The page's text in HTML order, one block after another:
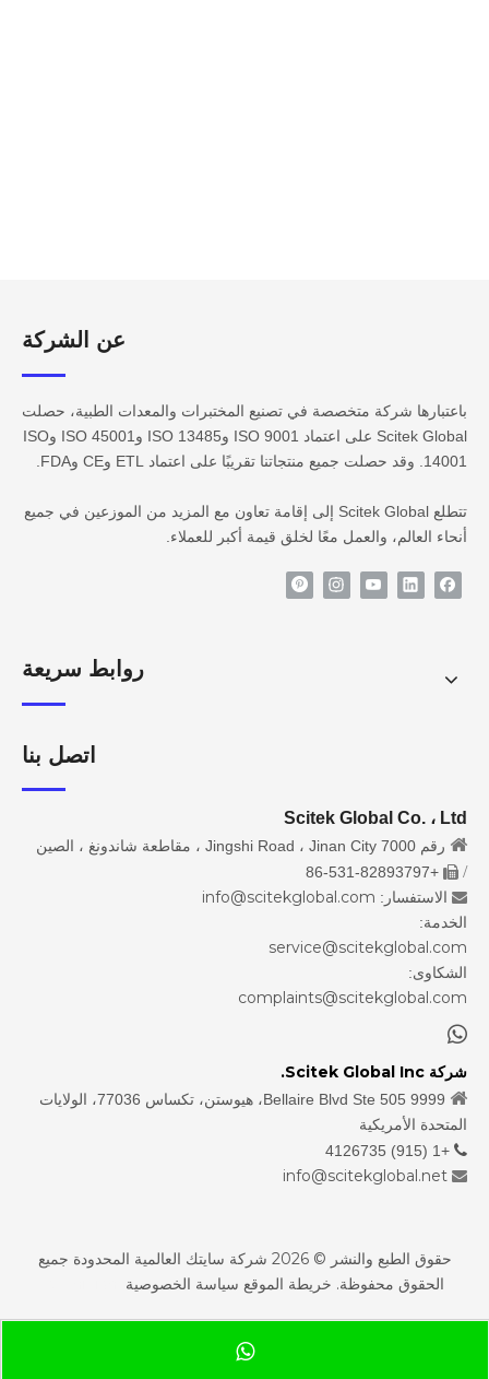
عن الشركة​​​​​​
باعتبارها شركة متخصصة في تصنيع المختبرات والمعدات الطبية، حصلت
Scitek Global على اعتماد ISO 9001 وISO 13485 وISO 45001 وISO
14001. وقد حصلت جميع منتجاتنا تقريبًا على اعتماد ETL وCE وFDA.
تتطلع Scitek Global إلى إقامة تعاون مع المزيد من الموزعين في جميع
أنحاء العالم، والعمل معًا لخلق قيمة أكبر للعملاء.
روابط سريعة
اتصل بنا
Scitek Global Co. ، Ltd
 رقم 7000 Jingshi Road ، Jinan City ، مقاطعة شاندونغ ، الصين
/

+86-531-82893797
 الاستفسار: info@scitekglobal.com
الخدمة:
service@scitekglobal.com
الشكاوى:
complaints@scitekglobal.com

شركة Scitek Global Inc.

9999 Bellaire Blvd Ste 505، هيوستن، تكساس 77036، الولايات
المتحدة الأمريكية

+1 (915) 4126735

info@scitekglobal.net
حقوق الطبع والنشر ©2026 شركة سايتك العالمية المحدودة جميع
الحقوق محفوظة. خريطة الموقع سياسة الخصوصية